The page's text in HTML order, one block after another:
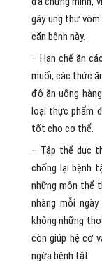
gây ung thư
căn bệnh này.
– Hạn chế ăn
muối, các thức
độ ăn uống
loại thực phẩm
tốt cho cơ thể.
– Tập thể dục
chống lại bệnh
những môn thể
nhàng mỗi
không những
còn giúp hệ cơ
ngừa bệnh tật